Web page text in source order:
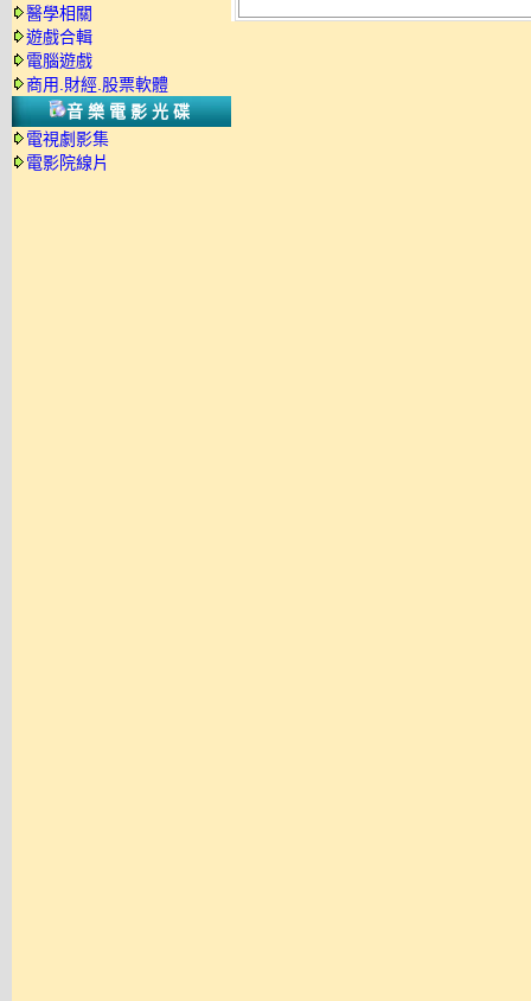
醫學相關
遊戲合輯
電腦遊戲
商用.財經.股票軟體
音樂電影光碟
電視劇影集
電影院線片